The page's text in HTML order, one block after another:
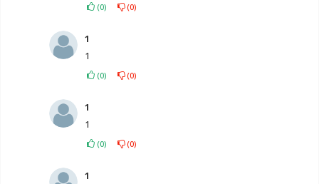
(0) (0)
1
1
(0) (0)
1
1
(0) (0)
1